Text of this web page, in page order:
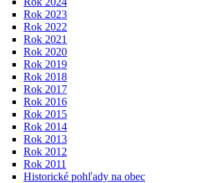
Rok 2023
Rok 2022
Rok 2021
Rok 2020
Rok 2019
Rok 2018
Rok 2017
Rok 2016
Rok 2015
Rok 2014
Rok 2013
Rok 2012
Rok 2011
Historické pohľady na obec